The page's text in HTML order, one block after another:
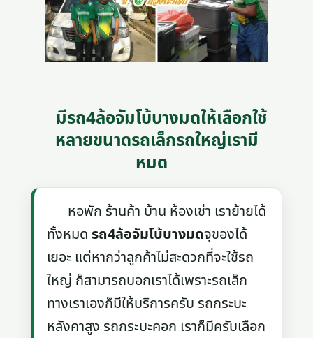
มีรถ4ล้อจัมโบ้บางมดให้เลือกใช้
หลายขนาดรถเล็กรถใหญ่เรามี
หมด
หอพัก ร้านค้า บ้าน ห้องเช่า เราย้ายได้
ทั้งหมดรถ4ล้อจัมโบ้บางมดจุของได้
เยอะ แต่หากว่าลูกค้าไม่สะดวกที่จะใช้รถ
ใหญ่ ก็สามารถบอกเราได้เพราะรถเล็ก
ทางเราเองก็มีให้บริการครับ รถกระบะ
หลังคาสูง รถกระบะคอก เราก็มีครับเลือก